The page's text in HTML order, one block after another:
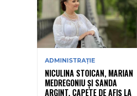
ADMINISTRAȚIE
NICULINA STOICAN, MARIAN
MEDREGONIU ȘI SANDA
ARGINT, CAPETE DE AFIȘ LA